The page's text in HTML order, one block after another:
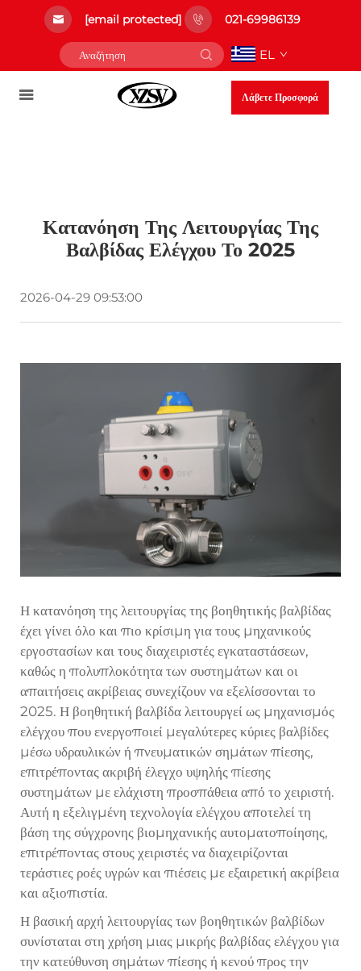
[email protected] 021-69986139
EL
Λάβετε Προσφορά
Κατανόηση Της Λειτουργίας Της
Βαλβίδας Ελέγχου Το 2025
2026-04-29 09:53:00
Η κατανόηση της λειτουργίας της βοηθητικής βαλβίδας
έχει γίνει όλο και πιο κρίσιμη για τους μηχανικούς
εργοστασίων και τους διαχειριστές εγκαταστάσεων,
καθώς η πολυπλοκότητα των συστημάτων και οι
απαιτήσεις ακρίβειας συνεχίζουν να εξελίσσονται το
2025. Η βοηθητική βαλβίδα λειτουργεί ως μηχανισμός
ελέγχου που ενεργοποιεί μεγαλύτερες κύριες βαλβίδες
μέσω υδραυλικών ή πνευματικών σημάτων πίεσης,
επιτρέποντας ακριβή έλεγχο υψηλής πίεσης
συστημάτων με ελάχιστη προσπάθεια από το χειριστή.
Αυτή η εξελιγμένη τεχνολογία ελέγχου αποτελεί τη
βάση της σύγχρονης βιομηχανικής αυτοματοποίησης,
επιτρέποντας στους χειριστές να διαχειρίζονται
τεράστιες ροές υγρών και πιέσεις με εξαιρετική ακρίβεια
και αξιοπιστία.
Η βασική αρχή λειτουργίας των βοηθητικών βαλβίδων
συνίσταται στη χρήση μιας μικρής βαλβίδας ελέγχου για
την κατεύθυνση σημάτων πίεσης ή κενού προς την